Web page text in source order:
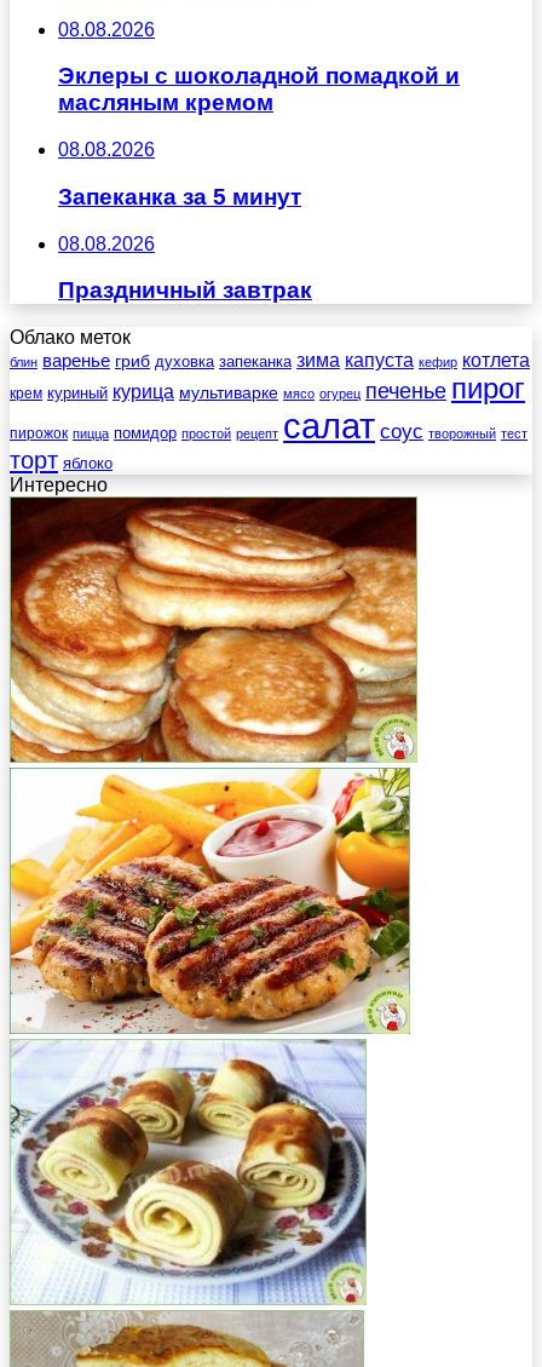
08.08.2026
Эклеры с шоколадной помадкой и
масляным кремом
08.08.2026
Запеканка за 5 минут
08.08.2026
Праздничный завтрак
Облако меток
блин варенье гриб духовка запеканка зима капуста кефир котлета
крем куриный курица мультиварке мясо огурец печенье пирог
пирожок пицца помидор простой рецепт салат соус творожный тест
торт яблоко
Интересно